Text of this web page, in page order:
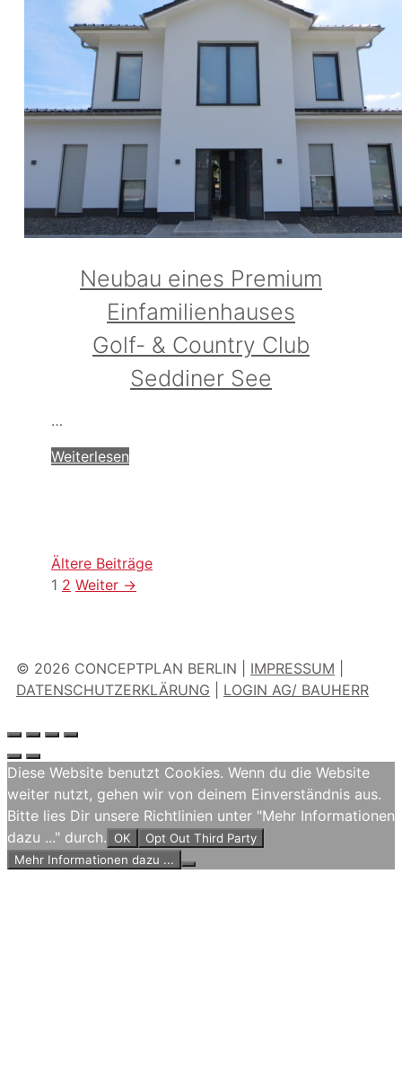
Neubau eines Premium
Einfamilienhauses
Golf- & Country Club
Seddiner See
…
Weiterlesen
Ältere Beiträge
Seite
1 Seite
2 Weiter →
© 2026 CONCEPTPLAN BERLIN | IMPRESSUM
DATENSCHUTZERKLÄRUNG
LOGIN AG/ BAUHERR
Diese Website benutzt Cookies. Wenn du die Website
weiter nutzt, gehen wir von deinem Einverständnis aus.
Bitte lies Dir unsere Richtlinien unter "Mehr Informationen
dazu ..." durch. OK
Opt Out Third Party
Mehr Informationen dazu ...